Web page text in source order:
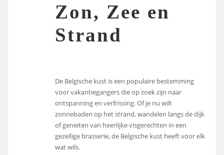
Zon, Zee en
Strand
De Belgische kust is een populaire bestemming
voor vakantiegangers die op zoek zijn naar
ontspanning en verfrissing. Of je nu wilt
zonnebaden op het strand, wandelen langs de dijk
of genieten van heerlijke visgerechten in een
gezellige brasserie, de Belgische kust heeft voor elk
wat wils.